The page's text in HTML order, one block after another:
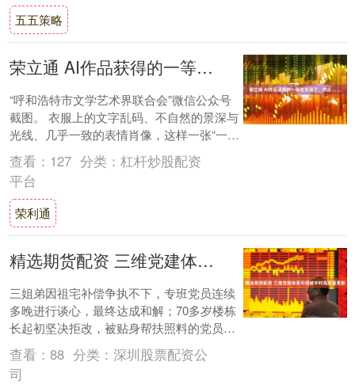
五五策略
荣立通 AI作品获得的一等奖取消了，然后……
“呼和浩特市文学艺术界联合会”微信公众号
截图。 衣服上的文字乱码、不自然的景深与
光线、几乎一致的表情肖像，这样一张“一眼
AI”的照片居然拿下了摄影比赛的一等奖。....
查看： 127 分类： 杠杆炒股配资
平台
荣利通
精选期货配资 三维党建体系引领城中村高质量更新
三姐弟因祖宅补偿争执不下，专班党员连续
多晚进行谈心，最终达成和解；70多岁楼栋
长起初坚决拒改，被贴身帮扶照料的党员干
部感动后主动变身征拆宣传员；松南800余
家摩....
查看： 88 分类： 深圳股票配资公
司